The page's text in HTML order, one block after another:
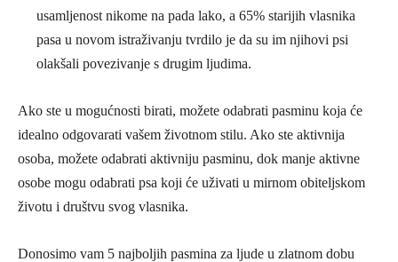
usamljenost nikome na pada lako, a 65% starijih vlasnika
pasa u novom istraživanju tvrdilo je da su im njihovi psi
olakšali povezivanje s drugim ljudima.
Ako ste u mogućnosti birati, možete odabrati pasminu koja će
idealno odgovarati vašem životnom stilu. Ako ste aktivnija
osoba, možete odabrati aktivniju pasminu, dok manje aktivne
osobe mogu odabrati psa koji će uživati u mirnom obiteljskom
životu i društvu svog vlasnika.
Donosimo vam 5 najboljih pasmina za ljude u zlatnom dobu